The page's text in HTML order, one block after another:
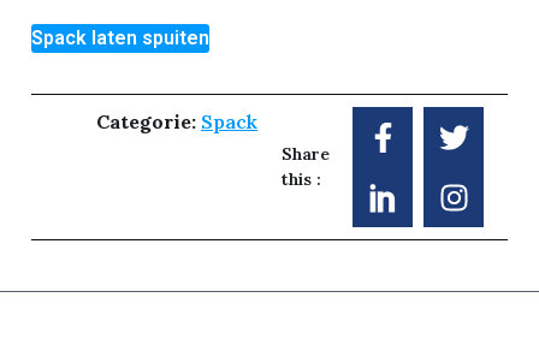
Spack laten spuiten
Categorie: Spack
Share
this :